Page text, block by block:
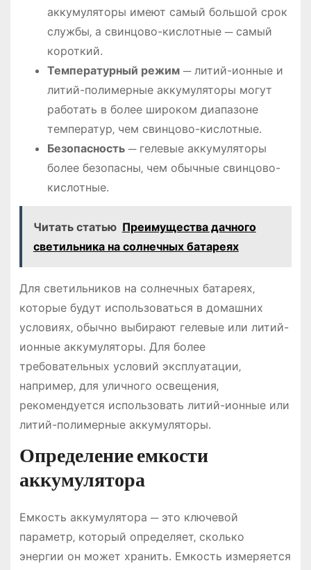
аккумуляторы имеют самый большой срок
службы‚ а свинцово-кислотные ─ самый
короткий.
Температурный режим─ литий-ионные и
литий-полимерные аккумуляторы могут
работать в более широком диапазоне
температур‚ чем свинцово-кислотные.
Безопасность─ гелевые аккумуляторы
более безопасны‚ чем обычные свинцово-
кислотные.
Читать статью Преимущества дачного
светильника на солнечных батареях
Для светильников на солнечных батареях‚
которые будут использоваться в домашних
условиях‚ обычно выбирают гелевые или литий-
ионные аккумуляторы. Для более
требовательных условий эксплуатации‚
например‚ для уличного освещения‚
рекомендуется использовать литий-ионные или
литий-полимерные аккумуляторы.
Определение емкости
аккумулятора
Емкость аккумулятора ─ это ключевой
параметр‚ который определяет‚ сколько
энергии он может хранить. Емкость измеряется